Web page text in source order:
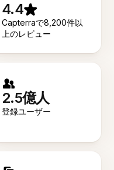
4.4
Capterraで8,200件以
上のレビュー
2.5億人
登録ユーザー